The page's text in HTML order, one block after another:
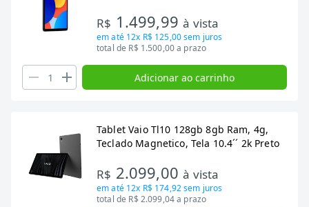
R$ 1.499,99à vista
em até 12x R$ 125,00sem juros
total de R$ 1.500,00 a prazo
Adicionar ao carrinho
Tablet Vaio Tl10 128gb 8gb Ram, 4g,
Teclado Magnetico, Tela 10.4´´ 2k Preto
R$ 2.099,00à vista
em até 12x R$ 174,92sem juros
total de R$ 2.099,04 a prazo